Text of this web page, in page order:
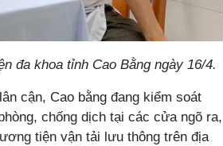
đa khoa tỉnh Cao Bằng ngày 16/4.
cận, Cao bằng đang kiểm soát
chống dịch tại các cửa ngõ ra,
tiện vận tải lưu thông trên địa